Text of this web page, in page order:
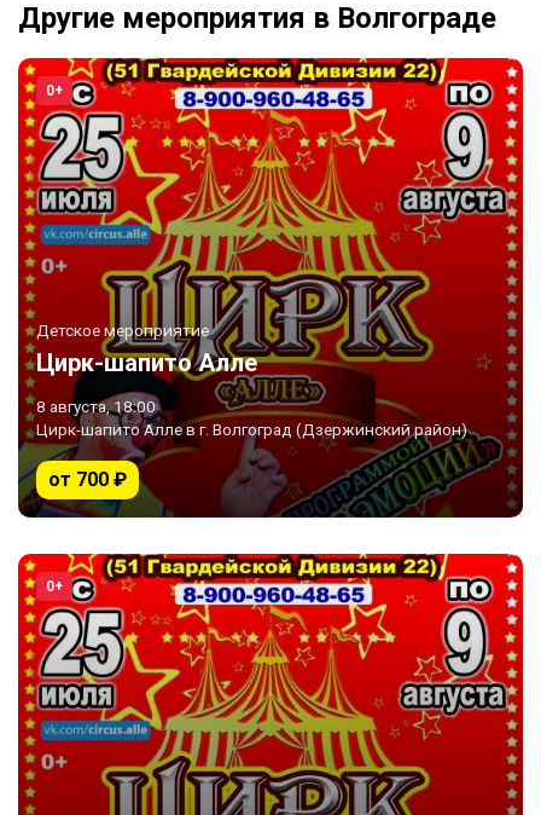
Другие мероприятия в Волгограде
0+
Детское мероприятие
Цирк-шапито Алле
8 августа, 18:00
Цирк-шапито Алле в г. Волгоград (Дзержинский район)
от 700 ₽
0+